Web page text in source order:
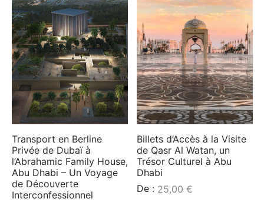
Transport en Berline
Privée de Dubaï à
l’Abrahamic Family House,
Abu Dhabi – Un Voyage
de Découverte
Interconfessionnel
Billets d’Accès à la Visite
de Qasr Al Watan, un
Trésor Culturel à Abu
Dhabi
De : 25,00 €